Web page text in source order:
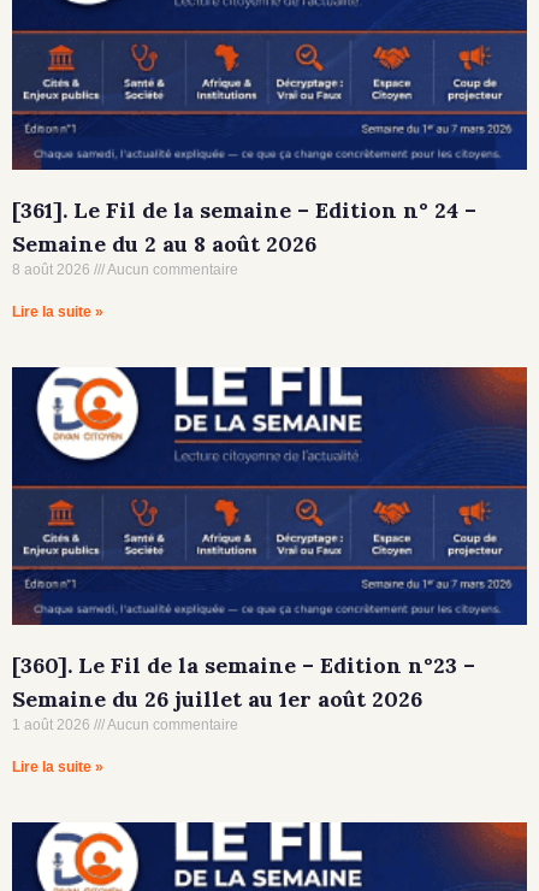
[361]. Le Fil de la semaine – Edition n° 24 –
Semaine du 2 au 8 août 2026
8 août 2026 Aucun commentaire
Lire la suite »
[360]. Le Fil de la semaine – Edition n°23 –
Semaine du 26 juillet au 1er août 2026
1 août 2026 Aucun commentaire
Lire la suite »